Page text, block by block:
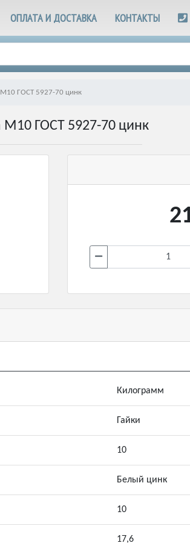
ОПЛАТА И ДОСТАВКА КОНТАКТЫ
М10 ГОСТ 5927-70 цинк
М10 ГОСТ 5927-70 цинк
Килограмм
Гайки
10
Белый цинк
10
17,6